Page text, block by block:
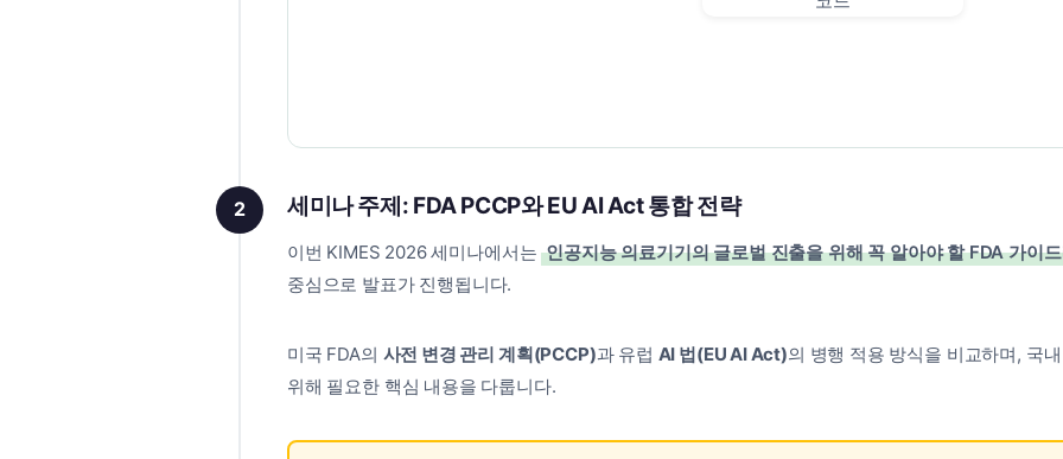
2 세미나 주제: FDA PCCP와 EU AI Act 통합 전략
이번 KIMES 2026 세미나에서는 인공지능 의료기기의 글로벌 진출을 위해 꼭 알아야 할 FDA 가이
중심으로 발표가 진행됩니다.
미국 FDA의 사전 변경 관리 계획(PCCP)과 유럽 AI 법(EU AI Act)의 병행 적용 방식을 비교하며, 국
위해 필요한 핵심 내용을 다룹니다.